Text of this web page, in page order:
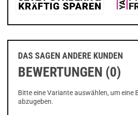
DAS SAGEN ANDERE KUNDEN
BEWERTUNGEN (0)
Bitte eine Variante auswählen, um eine
abzugeben.